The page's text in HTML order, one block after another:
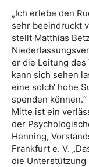
„Ich erlebe den
sehr beeindruckt
stellt Matthias
er die Leitung des
kann sich sehen
eine solch‘ hohe
spenden
Mitte ist ein
der
Henning,
Frankfurt e. V.
die Unterstützung